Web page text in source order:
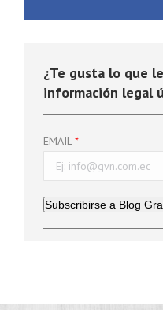
¿Te gusta lo que
información legal
EMAIL
Subscribirse a Blog